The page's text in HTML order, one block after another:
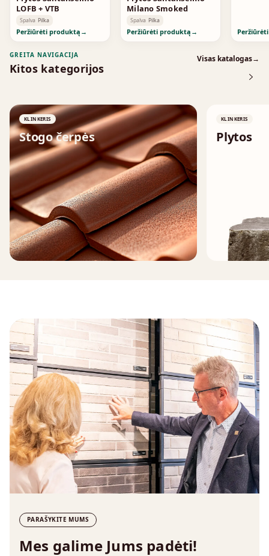
LOFB + VTB
Spalva Pilka
Peržiūrėti produktą →
Milano Smoked
Spalva Pilka
Peržiūrėti produktą →
GREITA NAVIGACIJA
Kitos kategorijos
Visas katalogas→
KLINKERIS
Stogo čerpės
↗
KLINKERIS
Plytos
PARAŠYKITE MUMS
Mes galime Jums padėti!